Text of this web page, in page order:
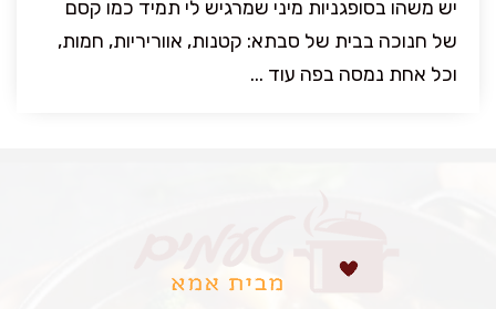
יש משהו בסופגניות מיני שמרגיש לי תמיד כמו קסם
של חנוכה בבית של סבתא: קטנות, אווריריות, חמות,
וכל אחת נמסה בפה עוד ...